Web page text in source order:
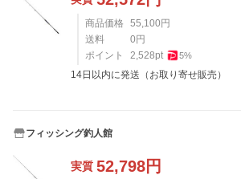
商品価格 55,100 円
送料
0 円
ポイント
2,528pt 5%
14日以内に発送（お取り寄せ販売）
フィッシング釣人館
実質 52,798円